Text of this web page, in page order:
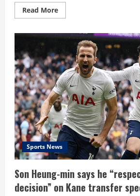
Read MoreRead
more
to
arrive
today
after
‘four
weeks
off’
team
to
resume
operations
Sports News
Son Heung-min says he
decision” on Kane transfer